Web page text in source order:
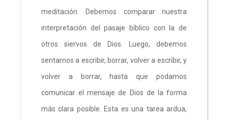
meditación. Debemos comparar nuestra
interpretación del pasaje bíblico con la de
otros siervos de Dios. Luego, debemos
sentarnos a escribir, borrar, volver a escribir, y
volver a borrar, hasta que podamos
comunicar el mensaje de Dios de la forma
más clara posible. Esta es una tarea ardua,